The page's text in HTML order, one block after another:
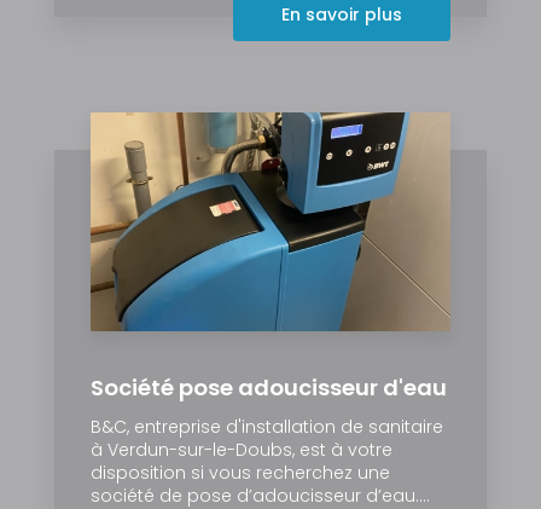
En savoir plus
Société pose adoucisseur d'eau
B&C, entreprise d'installation de sanitaire
à Verdun-sur-le-Doubs, est à votre
disposition si vous recherchez une
société de pose d’adoucisseur d’eau....